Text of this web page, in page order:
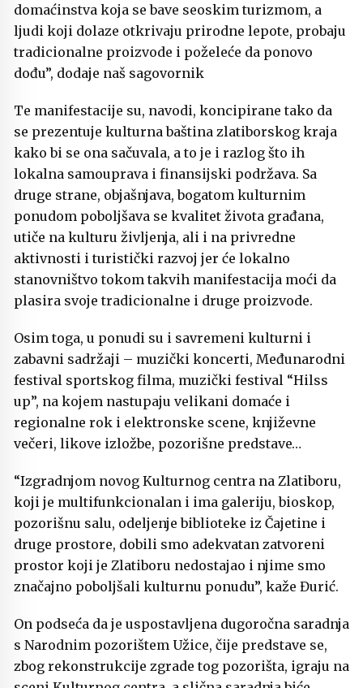
domaćinstva koja se bave seoskim turizmom, a
ljudi koji dolaze otkrivaju prirodne lepote, probaju
tradicionalne proizvode i poželeće da ponovo
dođu”, dodaje naš sagovornik
Te manifestacije su, navodi, koncipirane tako da
se prezentuje kulturna baština zlatiborskog kraja
kako bi se ona sačuvala, a to je i razlog što ih
lokalna samouprava i finansijski podržava. Sa
druge strane, objašnjava, bogatom kulturnim
ponudom poboljšava se kvalitet života građana,
utiče na kulturu življenja, ali i na privredne
aktivnosti i turistički razvoj jer će lokalno
stanovništvo tokom takvih manifestacija moći da
plasira svoje tradicionalne i druge proizvode.
Osim toga, u ponudi su i savremeni kulturni i
zabavni sadržaji – muzički koncerti, Međunarodni
festival sportskog filma, muzički festival “Hilss
up”, na kojem nastupaju velikani domaće i
regionalne rok i elektronske scene, književne
večeri, likove izložbe, pozorišne predstave…
“Izgradnjom novog Kulturnog centra na Zlatiboru,
koji je multifunkcionalan i ima galeriju, bioskop,
pozorišnu salu, odeljenje biblioteke iz Čajetine i
druge prostore, dobili smo adekvatan zatvoreni
prostor koji je Zlatiboru nedostajao i njime smo
značajno poboljšali kulturnu ponudu”, kaže Đurić.
On podseća da je uspostavljena dugoročna saradnja
s Narodnim pozorištem Užice, čije predstave se,
zbog rekonstrukcije zgrade tog pozorišta, igraju na